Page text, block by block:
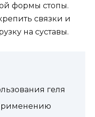
формы стопы.
связки и
на суставы.
геля